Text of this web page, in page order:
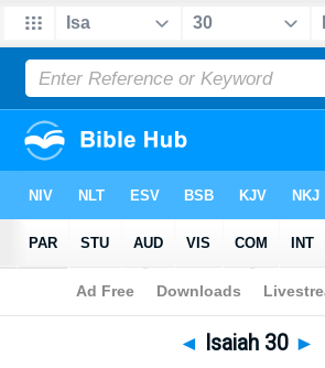
Bible>ABP > Isaiah 30
◄ Isaiah 30 ►